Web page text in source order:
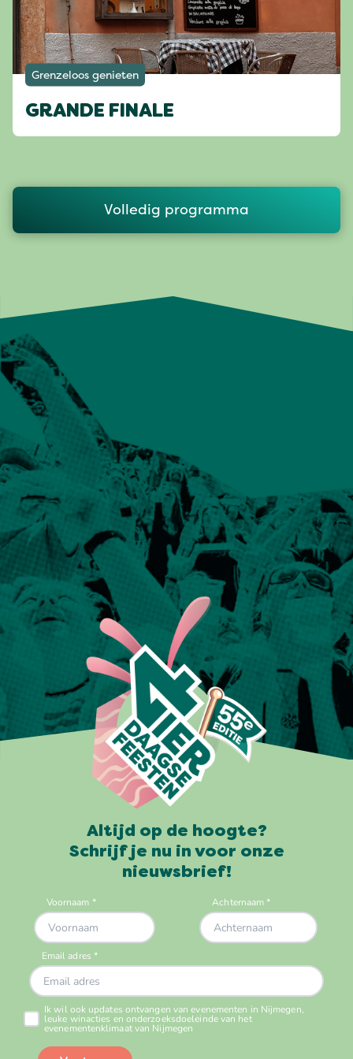
Grenzeloos genieten
GRANDE FINALE
Volledig programma
Altijd op de hoogte?
Schrijf je nu in voor onze
nieuwsbrief!